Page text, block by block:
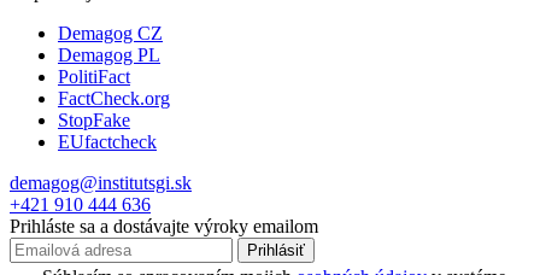
Demagog CZ
Demagog PL
PolitiFact
FactCheck.org
StopFake
EUfactcheck
demagog@institutsgi.sk
+421 910 444 636
Prihláste sa a dostávajte výroky emailom
Prihlásiť